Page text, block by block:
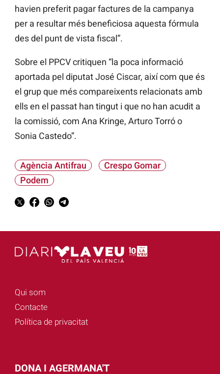
havien preferit pagar factures de la campanya
per a resultar més beneficiosa aquesta fórmula
des del punt de vista fiscal”.
Sobre el PPCVcritiquen “la poca informació
aportada pel diputat José Ciscar, així com que és
el grup que més compareixents relacionats amb
ells en el passat han tingut i que no han acudit a
la comissió, com Ana Kringe, ArturoTorró o
Sonia Castedo”.
Agència Antifrau
Crespo Gomar
Podem
Qui som
Contacte
Política de privacitat
DONA I AGERMANA'T